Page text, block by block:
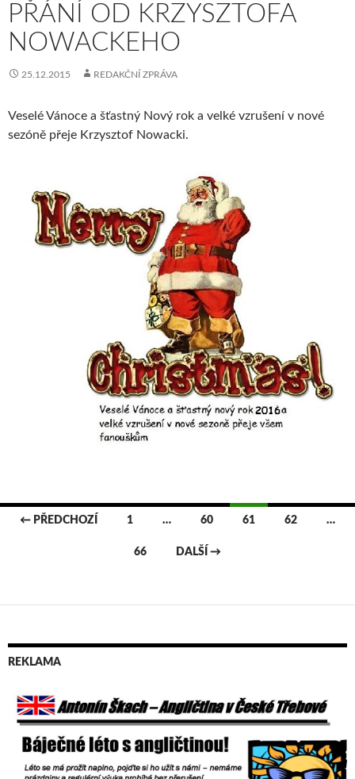
PŘÁNÍ OD KRZYSZTOFA
NOWACKEHO
25.12.2015 REDAKČNÍ ZPRÁVA
Veselé Vánoce a šťastný Nový rok a velké vzrušení v nové
sezóně přeje Krzysztof Nowacki.
příspěvky
← PŘEDCHOZÍ 1 … 60 61 62 …
66 DALŠÍ →
REKLAMA